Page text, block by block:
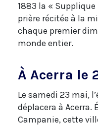
1883 la « Supplique
prière récitée à la
chaque premier
monde entier.
À Acerra le
Le samedi 23 mai,
déplacera à Acerra.
Campanie, cette